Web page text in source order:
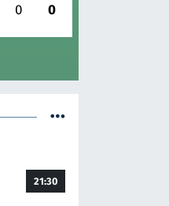
0 0
21:30